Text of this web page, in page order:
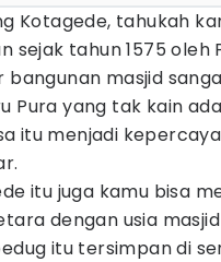
Kotagede, tahukah
sejak tahun 1575 oleh
masjid
Pura yang tak kain
itu menjadi
itu juga kamu bisa
dengan usia
itu tersimpan di